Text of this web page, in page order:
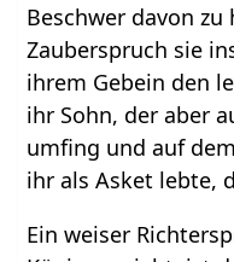
Beschwer davon
Zauberspruch sie
ihrem Gebein den
ihr Sohn, der aber
umfing und auf
ihr als Asket lebte,
Ein weiser